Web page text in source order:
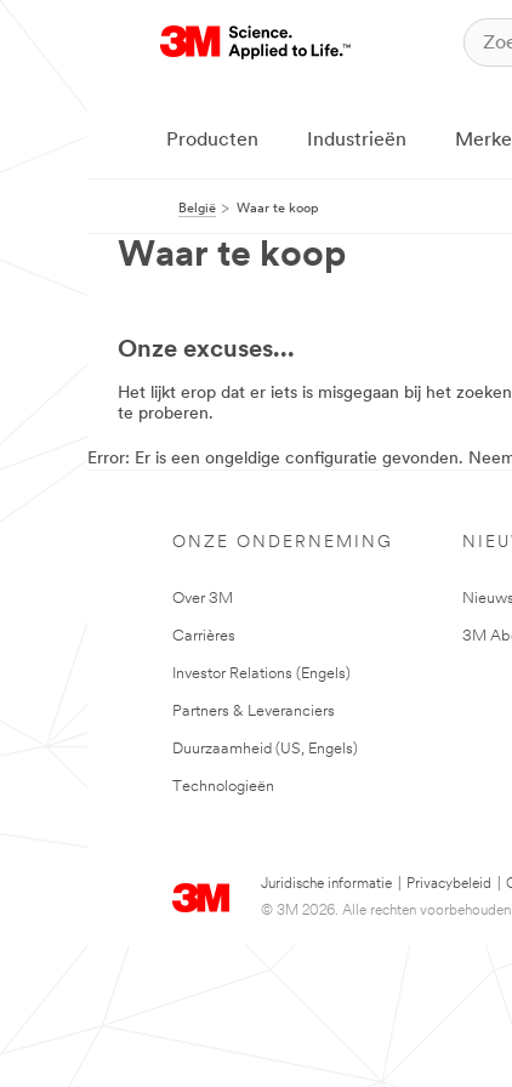
Producten Industrieën
België Waar te koop
Waar te koop
Onze excuses...
Het lijkt erop dat er iets is misgegaan bij het
te proberen.
Webshops
verkoopadres
gecertificeerde
webshops
Error: Er is een ongeldige configuratie gevonden.
ONZE ONDERNEMING
Over 3M
Carrières
Investor Relations (Engels)
Partners & Leveranciers
Duurzaamheid (US, Engels)
Technologieën
3M
Juridische informatie Privacybeleid
© 3M 2026. Alle rechten voorbehouden.